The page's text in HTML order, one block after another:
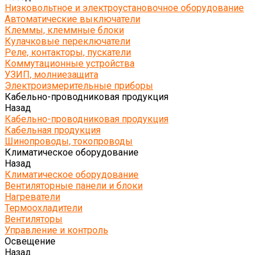
Низковольтное и электроустановочное оборудование
Автоматические выключатели
Клеммы, клеммные блоки
Кулачковые переключатели
Реле, контакторы, пускатели
Коммутационные устройства
УЗИП, молниезащита
Электроизмерительные приборы
Кабельно-проводниковая продукция
Назад
Кабельно-проводниковая продукция
Кабельная продукция
Шинопроводы, токопроводы
Климатическое оборудование
Назад
Климатическое оборудование
Вентиляторные панели и блоки
Нагреватели
Термоохладители
Вентиляторы
Управление и контроль
Освещение
Назад